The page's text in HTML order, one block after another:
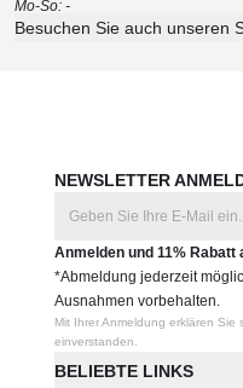
Mo-So: -
Besuchen Sie auch unseren
BELIEBTE LINKS
NEWSLETTER
Anmelden und 11%
*Abmeldung jederzeit
Ausnahmen vorbehalten.
Mit Ihrer Anmeldung erklären
einverstanden.